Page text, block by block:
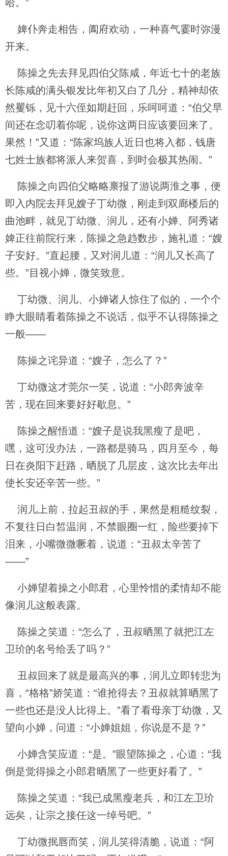
哈。”
婢仆奔走相告，阖府欢动，一种喜气霎时弥漫
开来。
陈操之先去拜见四伯父陈咸，年近七十的老族
长陈咸的满头银发比年初又白了几分，精神却依
然矍铄，见十六侄如期赶回，乐呵呵道：“伯父早
间还在念叨着你呢，说你这两日应该要回来了。
果然！”又道：“陈家坞族人近日也将入都，钱唐
七姓士族都将派人来贺喜，到时会极其热闹。”
陈操之向四伯父略略禀报了游说两淮之事，便
即入内院去拜见嫂子丁幼微，刚走到双廊楼后的
曲池畔，就见丁幼微、润儿，还有小婵、阿秀诸
婢正往前院行来，陈操之急趋数步，施礼道：“嫂
子安好。”直起腰，又对润儿道：“润儿又长高了
些。”目视小婵，微笑致意。
丁幼微、润儿、小婵诸人惊住了似的，一个个
睁大眼睛看着陈操之不说话，似乎不认得陈操之
一般——
陈操之诧异道：“嫂子，怎么了？”
丁幼微这才莞尔一笑，说道：“小郎奔波辛
苦，现在回来要好好歇息。”
陈操之醒悟道：“嫂子是说我黑瘦了是吧，
嘿，这可没办法，一路都是骑马，四月至今，每
日在炎阳下赶路，晒脱了几层皮，这次比去年出
使长安还辛苦一些。”
润儿上前，拉起丑叔的手，果然是粗糙纹裂，
不复往日白皙温润，不禁眼圈一红，险些要掉下
泪来，小嘴微微噘着，说道：“丑叔太辛苦了
——”
小婵望着操之小郎君，心里怜惜的柔情却不能
像润儿这般表露。
陈操之笑道：“怎么了，丑叔晒黑了就把江左
卫玠的名号给丢了吗？”
丑叔回来了就是最高兴的事，润儿立即转悲为
喜，“格格”娇笑道：“谁抢得去？丑叔就算晒黑了
一些也还是没人比得上。”看了看母亲丁幼微，又
望向小婵，问道：“小婵姐姐，你说是不是？”
小婵含笑应道：“是。”眼望陈操之，心道：“我
倒是觉得操之小郎君晒黑了一些更好看了。”
陈操之笑道：“我已成黑瘦老兵，和江左卫玠
远矣，让宗之接任这一绰号吧。”
丁幼微抿唇而笑，润儿笑得清脆，说道：“阿